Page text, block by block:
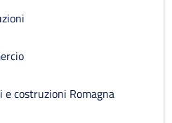
costruzioni Romagna